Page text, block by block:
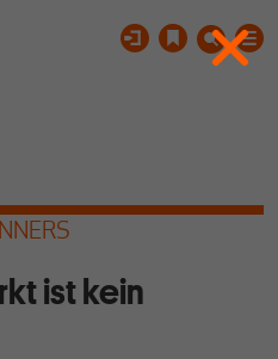
ist kein